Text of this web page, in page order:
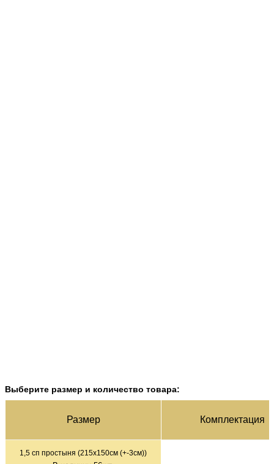
Выберите размер и количество товара:
Раз­мер Ком­плек­тация
1,5 сп простыня (215х150см (+-3см))